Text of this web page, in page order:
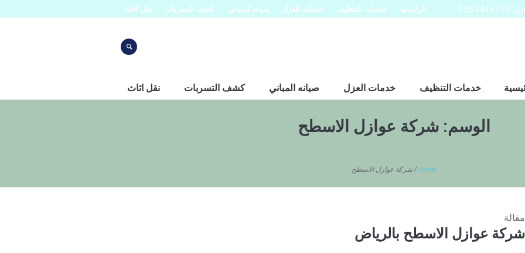
الرئيسية خدمات التنظيف خدمات العزل صيانه المباني كشف التسربات نقل اثاث
خدمات التنظيف خدمات العزل صيانه المباني كشف التسربات نقل اثاث
الوسم:شركة عوازل الاسطح
Home
/شركة عوازل الاسطح
مقالة
شركة عوازل الاسطح بالرياض